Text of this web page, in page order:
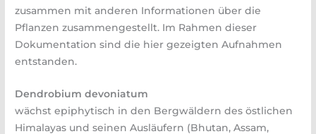
zusammen mit anderen Informationen über die
Pflanzen zusammengestellt. Im Rahmen dieser
Dokumentation sind die hier gezeigten Aufnahmen
entstanden.
Dendrobium devoniatum
wächst epiphytisch in den Bergwäldern des östlichen
Himalayas und seinen Ausläufern (Bhutan, Assam,